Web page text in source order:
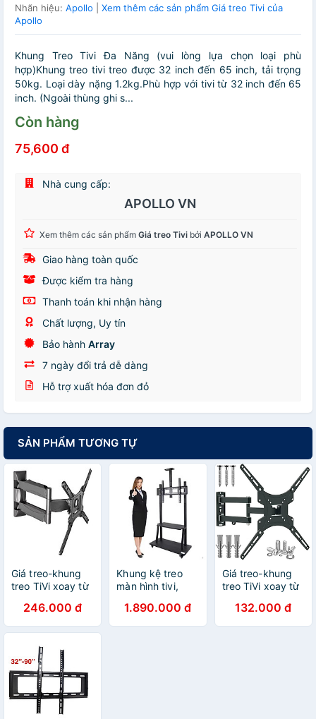
Nhãn hiệu: Apollo
Xem thêm các sản phẩm Giá treo Tivi của
Apollo
Khung Treo Tivi Đa Năng (vui lòng lựa chọn loại phù
hợp)Khung treo tivi treo được 32 inch đến 65 inch, tải trọng
50kg. Loại dày nặng 1.2kg.Phù hợp với tivi từ 32 inch đến 65
inch. (Ngoài thùng ghi s...
Còn hàng
75,600 đ
Nhà cung cấp:
APOLLO VN
Xem thêm các sản phẩm Giá treo Tivi bởi APOLLO VN
Giao hàng toàn quốc
Được kiểm tra hàng
Thanh toán khi nhận hàng
Chất lượng, Uy tín
Bảo hành Array
7 ngày đổi trả dễ dàng
Hỗ trợ xuất hóa đơn đỏ
SẢN PHẨM TƯƠNG TỰ
Giá treo-khung
treo TiVi xoay từ
L400 tải trọng
31kg - Hàng
nhập khẩu
246.000 đ
Khung kệ treo
màn hình tivi,
di động Apollo
1800 kích thước
1.890.000 đ
Giá treo-khung
treo TiVi xoay từ
Hàng nhập khẩu
132.000 đ